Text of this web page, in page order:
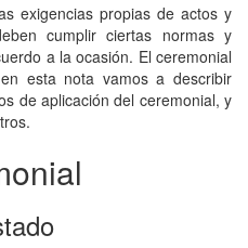
exigencias propias de actos y
cumplir ciertas normas y
a la ocasión. El ceremonial
esta nota vamos a describir
de aplicación del ceremonial, y